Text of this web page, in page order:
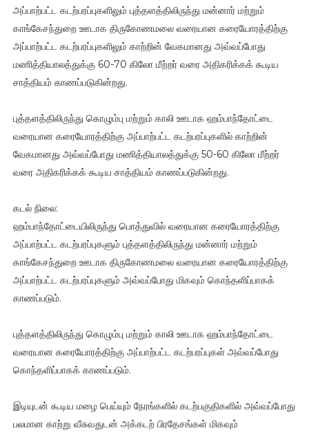
அப்பாற்பட்ட கடற்பரப்புகளிலும் புத்தளத்திலிருந்து மன்னார் மற்றும்
காங்கேசந்துறை ஊடாக திருகோணமலை வரையான கரையோரத்திற்கு
அப்பாற்பட்ட கடற்பரப்புகளிலும் காற்றின் வேகமானது அவ்வப்போது
மணித்தியாலத்துக்கு 60-70 கிலோ மீற்றர் வரை அதிகரிக்கக் கூடிய
சாத்தியம் காணப்படுகின்றது.
புத்தளத்திலிருந்து கொழும்பு மற்றும் காலி ஊடாக ஹம்பாந்தோட்டை
வரையான கரையோரத்திற்கு அப்பாற்பட்ட கடற்பரப்புகளில் காற்றின்
வேகமானது அவ்வப்போது மணித்தியாலத்துக்கு 50-60 கிலோ மீற்றர்
வரை அதிகரிக்கக் கூடிய சாத்தியம் காணப்படுகின்றது.
கடல் நிலை:
ஹம்பாந்தோட்டையிலிருந்து பொத்துவில் வரையான கரையோரத்திற்கு
அப்பாற்பட்ட கடற்பரப்புகளும் புத்தளத்திலிருந்து மன்னார் மற்றும்
காங்கேசந்துறை ஊடாக திருகோணமலை வரையான கரையோரத்திற்கு
அப்பாற்பட்ட கடற்பரப்புகளும் அவ்வப்போது மிகவும் கொந்தளிப்பாகக்
காணப்படும்.
புத்தளத்திலிருந்து கொழும்பு மற்றும் காலி ஊடாக ஹம்பாந்தோட்டை
வரையான கரையோரத்திற்கு அப்பாற்பட்ட கடற்பரப்புகள் அவ்வப்போது
கொந்தளிப்பாகக் காணப்படும்.
இடியுடன் கூடிய மழை பெய்யும் நேரங்களில் கடற்பகுதிகளில் அவ்வப்போது
பலமான காற்று வீசுவதுடன் அக்கடற் பிரதேசங்கள் மிகவும்